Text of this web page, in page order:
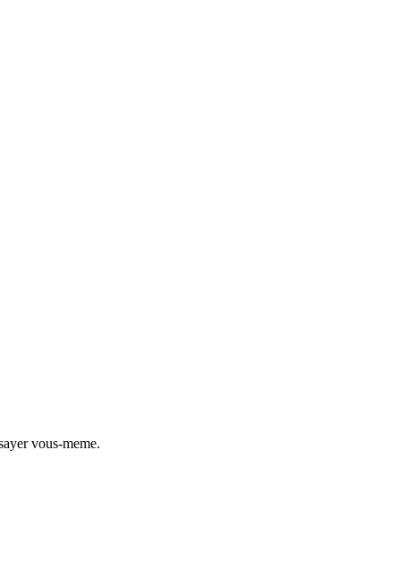
vous-meme.